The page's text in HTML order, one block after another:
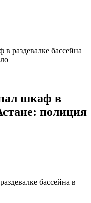
раздевалке бассейна
шкаф в
полиция